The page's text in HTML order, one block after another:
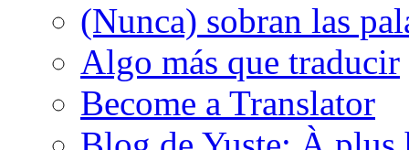
(Nunca) sobran las
Algo más que traducir
Become a Translator